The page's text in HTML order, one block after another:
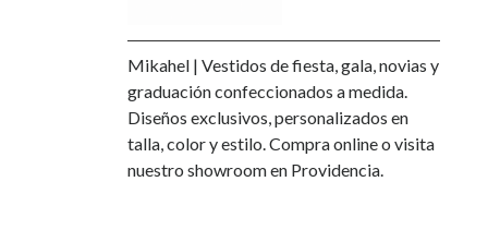
Mikahel | Vestidos de fiesta, gala, novias y
graduación confeccionados a medida.
Diseños exclusivos, personalizados en
talla, color y estilo. Compra online o visita
nuestro showroom en Providencia.